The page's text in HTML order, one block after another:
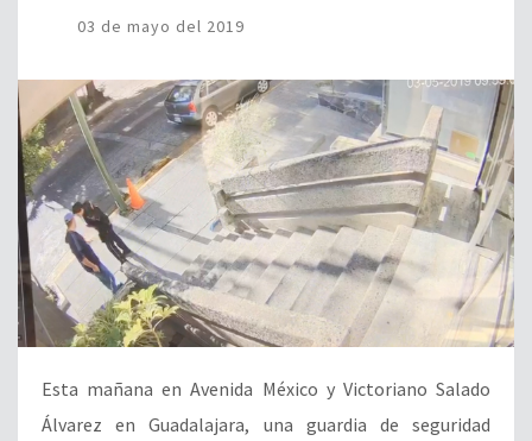
03 de mayo del 2019
Esta mañana en Avenida México y Victoriano Salado
Álvarez en Guadalajara, una guardia de seguridad